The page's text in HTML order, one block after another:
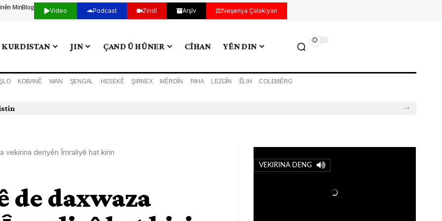
MinBlog Video Podcast Zindî Arşîv Neşeriya Çalakiyan
KURDISTAN JIN ÇAND Û HÛNER CÎHAN YÊN DIN
KOBANÊ WAN ŞENGAL HESEKÊ ŞIRNEX MÊRDÎN RIHA LEZGÎN ÊLIH COLEMÊRG
vekirina deriyên Îmraliyê hat kirin
de daxwaza
VEKIRINA DENG